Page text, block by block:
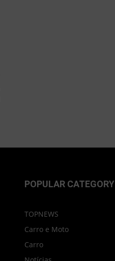
POPULAR CATEGORY
TOPNEWS
Carro e Moto
Carro